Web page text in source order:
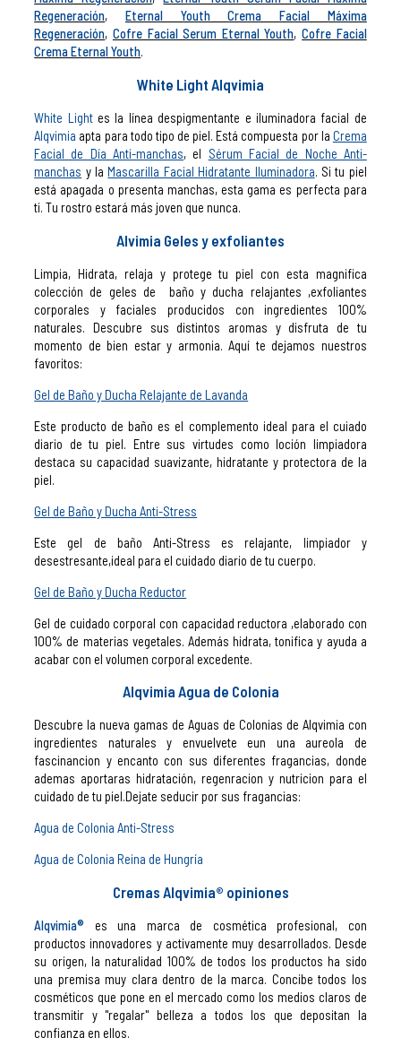
Regeneración, Eternal Youth Crema Facial Máxima
Regeneración, Cofre Facial Serum Eternal Youth,Cofre Facial
Crema Eternal Youth.
White Light Alqvimia
White Lightes la línea despigmentante e iluminadora facial de
Alqvimia apta para todo tipo de piel. Está compuesta por la Crema
Facial de Día Anti-manchas, el Sérum Facial de Noche Anti-
manchas y laMascarilla Facial Hidratante Iluminadora Si tu piel
está apagada o presenta manchas, esta gama es perfecta para
ti. Tu rostro estará más joven que nunca.
Alvimia Geles y exfoliantes
Limpia, Hidrata, relaja y protege tu piel con esta magnifica
colección de geles de baño y ducha relajantes ,exfoliantes
corporales y faciales producidos con ingredientes 100%
naturales. Descubre sus distintos aromas y disfruta de tu
momento de bien estar y armonia. Aquí te dejamos nuestros
favoritos:
Gel de Baño y Ducha Relajante de Lavanda
Este producto de baño es el complemento ideal para el cuiado
diario de tu piel. Entre sus virtudes como loción limpiadora
destaca su capacidad suavizante, hidratante y protectora de la
piel.
Gel de Baño y Ducha Anti-Stress
Este gel de baño Anti-Stress es relajante, limpiador y
desestresante,ideal para el cuidado diario de tu cuerpo.
Gel de Baño y Ducha Reductor
Gel de cuidado corporal con capacidad reductora ,elaborado con
100% de materias vegetales. Además hidrata, tonifica y ayuda a
acabar con el volumen corporal excedente.
Alqvimia Agua de Colonia
Descubre la nueva gamas de Aguas de Colonias de Alqvimia con
ingredientes naturales y envuelvete eun una aureola de
fascinancion y encanto con sus diferentes fragancias, donde
ademas aportaras hidratación, regenracion y nutricion para el
cuidado de tu piel.Dejate seducir por sus fragancias:
Agua de Colonia Anti-Stress
Agua de Colonia Reina de Hungría
Cremas Alqvimia® opiniones
Alqvimia® es una marca de cosmética profesional, con
productos innovadores y activamente muy desarrollados. Desde
su origen, la naturalidad 100% de todos los productos ha sido
una premisa muy clara dentro de la marca. Concibe todos los
cosméticos que pone en el mercado como los medios claros de
transmitir y "regalar" belleza a todos los que depositan la
confianza en ellos.